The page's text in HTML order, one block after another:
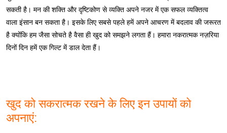
सकती है। मन की शक्ति और दृष्टिकोण से व्यक्ति अपने नजर में एक सफल व्यक्तित्व
वाला इंसान बन सकता है। इसके लिए सबसे पहले हमें अपने आचरण में बदलाव की जरूरत
है क्योंकि हम जैसा सोचते है वैसा ही खुद को समझने लगता हैं। हमारा नकरात्मक नज़रिया
दिनों दिन हमें एक गिल्ट में डाल देता हैं।
खुद को सकरात्मक रखने के लिए इन उपायों को
अपनाएं: